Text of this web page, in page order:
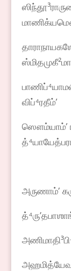
விப்⁴ரதீம்ʼ
ஸௌம்யாம்ʼ
அருணாம்ʼ
அஹமித்யேவ